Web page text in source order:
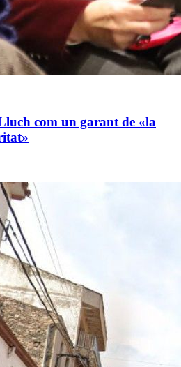
com un garant de «la